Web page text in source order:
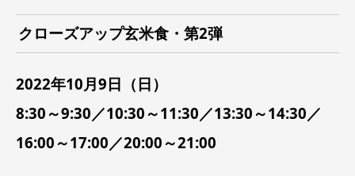
クローズアップ玄米食・第2弾
2022年10月9日（日）
8:30～9:30／10:30～11:30／13:30～14:30／
16:00～17:00／20:00～21:00